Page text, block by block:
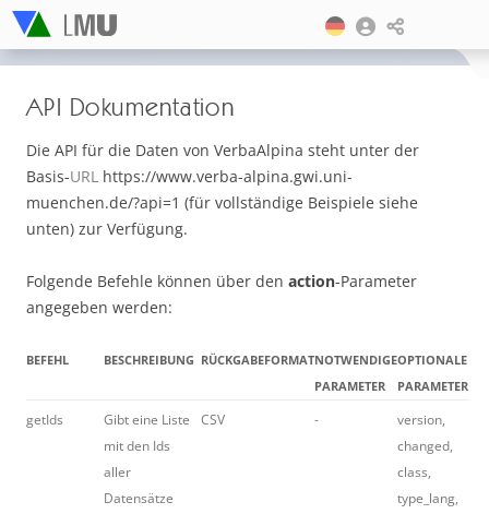
API Dokumentation
Die API für die Daten von VerbaAlpina steht unter der
Basis-URL https://www.verba-alpina.gwi.uni-
muenchen.de/?api=1 (für vollständige Beispiele siehe
unten) zur Verfügung.
Folgende Befehle können über den action-Parameter
angegeben werden:
BEFEHL BESCHREIBUNG RÜCKGABEFORMATNOTWENDIGE
PARAMETER
OPTIONALE
PARAMETER
getIds
Gibt eine Liste
mit den Ids
aller
Datensätze
CSV -
version,
changed,
class,
type_lang,